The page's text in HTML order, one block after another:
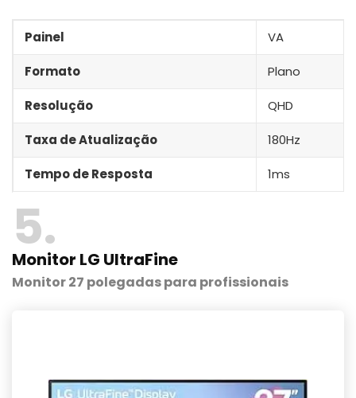
Painel VA
Formato Plano
Resolução QHD
Taxa de Atualização 180Hz
Tempo de Resposta 1ms
5
Monitor LG UltraFine
Monitor 27 polegadas para profissionais